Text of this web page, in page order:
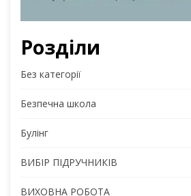
Розділи
Без категорії
Безпечна школа
Булінг
ВИБІР ПІДРУЧНИКІВ
ВИХОВНА РОБОТА